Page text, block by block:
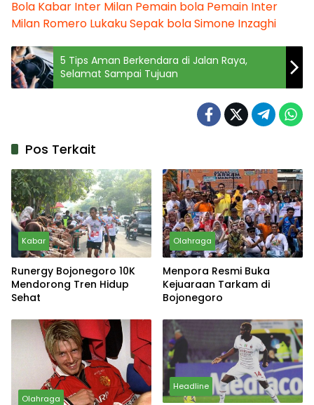
Bola Kabar Inter Milan Pemain bola Pemain Inter
Milan Romero LukakuSepak bolaSimone Inzaghi
5 Tips Aman Berkendara di Jalan Raya,
Selamat Sampai Tujuan
Pos Terkait
Kabar
Runergy Bojonegoro 10K
Mendorong Tren Hidup
Sehat
Olahraga
Menpora Resmi Buka
Kejuaraan Tarkam di
Bojonegoro
Olahraga
Headline